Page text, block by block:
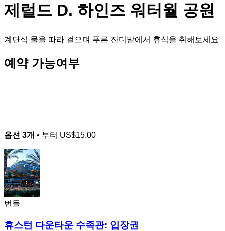
제럴드 D. 하인즈 워터월 공원
계단식 물을 따라 걸으며 푸른 잔디밭에서 휴식을 취해보세요
예약 가능여부
옵션 3개 • 부터 US$15.00
번들
휴스턴 다운타운 수족관: 입장권